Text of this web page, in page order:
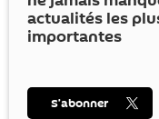
actualités les
importantes
S’abonner